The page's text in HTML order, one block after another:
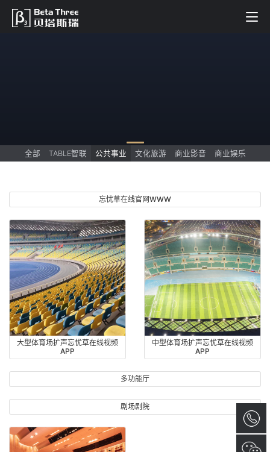
全部 TABLE智联 公共事业 文化旅游 商业影音 商业娱乐
忘忧草在线官网WWW
大型体育场扩声忘忧草在线视频
APP
中型体育场扩声忘忧草在线视频
APP
多功能厅
剧场剧院